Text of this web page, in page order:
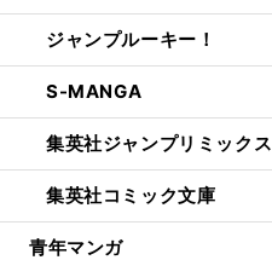
ジャンプルーキー！
S-MANGA
集英社ジャンプリミックス
集英社コミック文庫
青年マンガ